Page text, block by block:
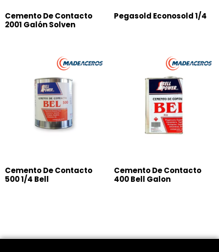
Cemento De Contacto
2001 Galón Solven
Pegasold Econosold 1/4
Cemento De Contacto
500 1/4 Bell
Cemento De Contacto
400 Bell Galon